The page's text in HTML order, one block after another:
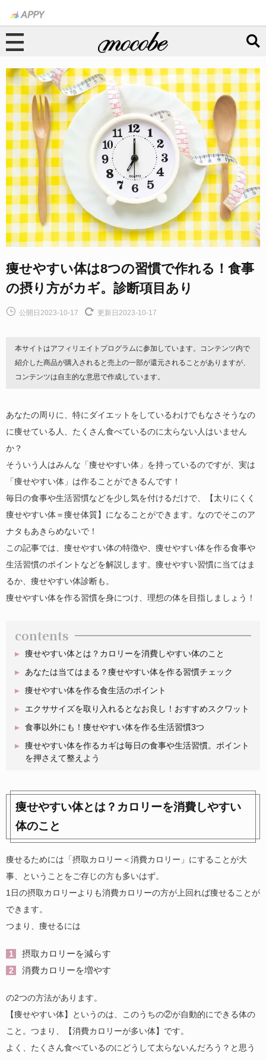
痩せやすい体は8つの習慣で作れる！食事
の摂り方がカギ。診断項目あり
公開日2023-10-17 更新日2023-10-17
本サイトはアフィリエイトプログラムに参加しています。コンテンツ内で
紹介した商品が購入されると売上の一部が還元されることがありますが、
コンテンツは自主的な意思で作成しています。
あなたの周りに、特にダイエットをしているわけでもなさそうなの
に痩せている人、たくさん食べているのに太らない人はいません
か？
そういう人はみんな「痩せやすい体」を持っているのですが、実は
「痩せやすい体」は作ることができるんです！
毎日の食事や生活習慣などを少し気を付けるだけで、【太りにくく
痩せやすい体＝痩せ体質】になることができます。なのでそこのア
ナタもあきらめないで！
この記事では、痩せやすい体の特徴や、痩せやすい体を作る食事や
生活習慣のポイントなどを解説します。痩せやすい習慣に当てはま
るか、痩せやすい体診断も。
痩せやすい体を作る習慣を身につけ、理想の体を目指しましょう！
contents
痩せやすい体とは？カロリーを消費しやすい体のこと
あなたは当てはまる？痩せやすい体を作る習慣チェック
痩せやすい体を作る食生活のポイント
エクササイズを取り入れるとなお良し！おすすめスクワット
食事以外にも！痩せやすい体を作る生活習慣3つ
痩せやすい体を作るカギは毎日の食事や生活習慣。ポイント
を押さえて整えよう
痩せやすい体とは？カロリーを消費しやすい
体のこと
痩せるためには「摂取カロリー＜消費カロリー」にすることが大
事、ということをご存じの方も多いはず。
1日の摂取カロリーよりも消費カロリーの方が上回れば痩せることが
できます。
つまり、痩せるには
摂取カロリーを減らす
消費カロリーを増やす
の2つの方法があります。
【痩せやすい体】というのは、このうちの②が自動的にできる体の
こと。つまり、【消費カロリーが多い体】です。
よく、たくさん食べているのにどうして太らないんだろう？と思う